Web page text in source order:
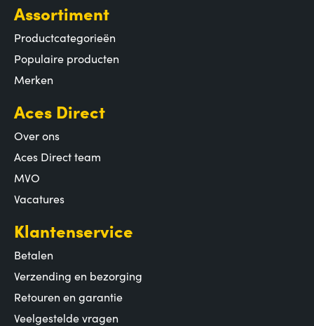
Assortiment
Productcategorieën
Populaire producten
Merken
Aces Direct
Over ons
Aces Direct team
MVO
Vacatures
Klantenservice
Betalen
Verzending en bezorging
Retouren en garantie
Veelgestelde vragen